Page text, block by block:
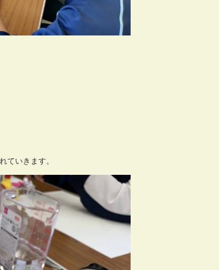
ていきます。